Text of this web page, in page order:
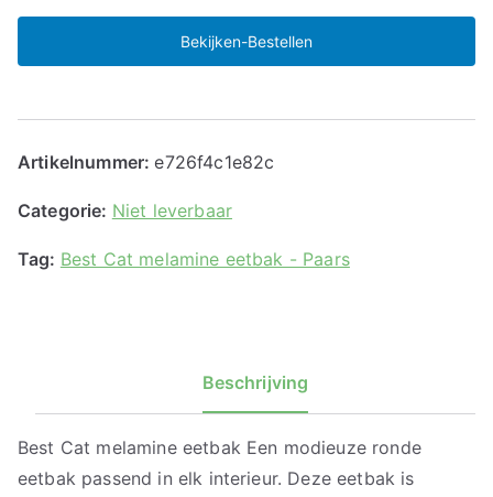
Bekijken-Bestellen
Artikelnummer:e726f4c1e82c
Categorie: Niet leverbaar
Tag: Best Cat melamine eetbak - Paars
Beschrijving
Best Cat melamine eetbak Een modieuze ronde
eetbak passend in elk interieur. Deze eetbak is